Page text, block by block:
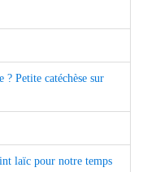
Petite catéchèse sur
laïc pour notre temps